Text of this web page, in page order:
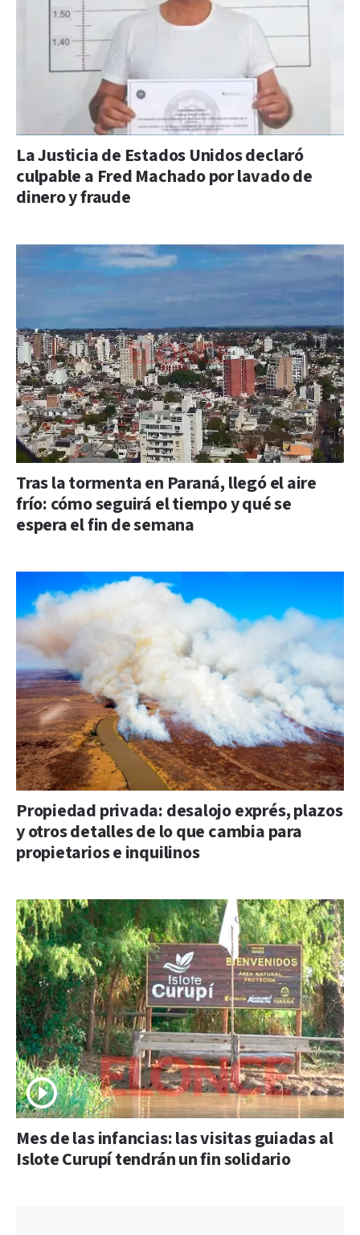
La Justicia de Estados Unidos declaró
culpable a Fred Machado por lavado de
dinero y fraude
Tras la tormenta en Paraná, llegó el aire
frío: cómo seguirá el tiempo y qué se
espera el fin de semana
Propiedad privada: desalojo exprés, plazos
y otros detalles de lo que cambia para
propietarios e inquilinos
Mes de las infancias: las visitas guiadas al
Islote Curupí tendrán un fin solidario